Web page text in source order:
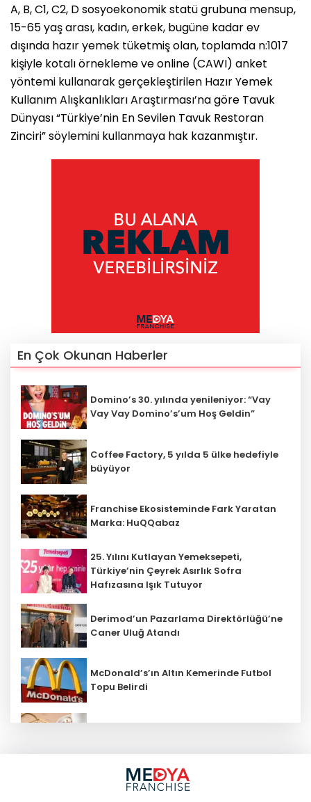
A, B, C1, C2, D sosyoekonomik statü grubuna mensup,
15-65 yaş arası, kadın, erkek, bugüne kadar ev
dışında hazır yemek tüketmiş olan, toplamda n:1017
kişiyle kotalı örnekleme ve online (CAWI) anket
yöntemi kullanarak gerçekleştirilen Hazır Yemek
Kullanım Alışkanlıkları Araştırması’na göre Tavuk
Dünyası “Türkiye’nin En Sevilen Tavuk Restoran
Zinciri” söylemini kullanmaya hak kazanmıştır.
En Çok Okunan Haberler
Domino’s 30. yılında yenileniyor: “Vay
Vay Vay Domino’s’um Hoş Geldin”
Coffee Factory, 5 yılda 5 ülke hedefiyle
büyüyor
Franchise Ekosisteminde Fark Yaratan
Marka: HuQQabaz
25. Yılını Kutlayan Yemeksepeti,
Türkiye’nin Çeyrek Asırlık Sofra
Hafızasına Işık Tutuyor
Derimod’un Pazarlama Direktörlüğü’ne
Caner Uluğ Atandı
McDonald’s’ın Altın Kemerinde Futbol
Topu Belirdi
Franchise ile tarımın geleceği